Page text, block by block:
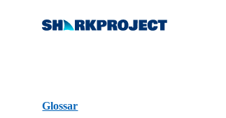
Glossar